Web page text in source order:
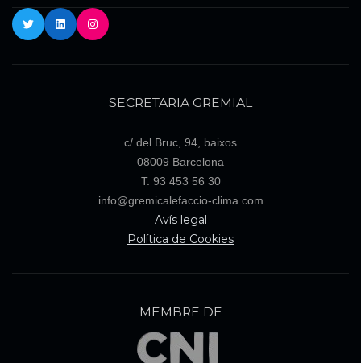
TwitterLinkedInInstagram
SECRETARIA GREMIAL
c/ del Bruc, 94, baixos
08009 Barcelona
T. 93 453 56 30
info@gremicalefaccio-clima.com
Avís legal
Política de Cookies
MEMBRE DE